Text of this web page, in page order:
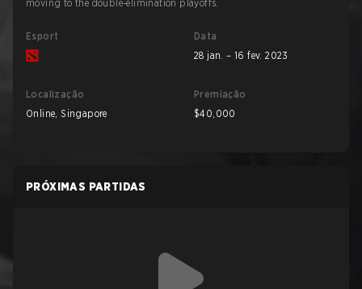
moving to the double-elimination playoffs.
Esport
Data
28 jan. – 16 fev. 2023
Localização
Online, Singapore
Premiação
$40,000
PRÓXIMAS PARTIDAS